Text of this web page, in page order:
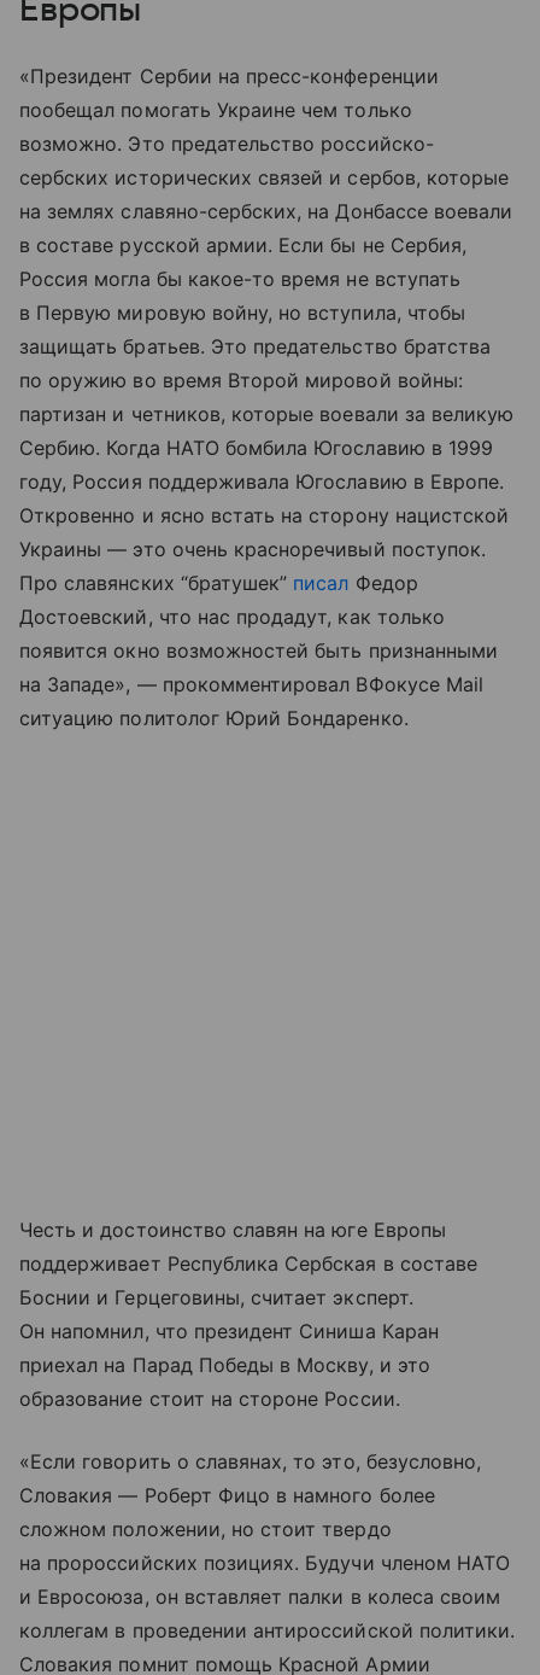
Европы
«Президент Сербии на пресс-конференции
пообещал помогать Украине чем только
возможно. Это предательство российско-
сербских исторических связей и сербов, которые
на землях славяно-сербских, на Донбассе воевали
в составе русской армии. Если бы не Сербия,
Россия могла бы какое-то время не вступать
в Первую мировую войну, но вступила, чтобы
защищать братьев. Это предательство братства
по оружию во время Второй мировой войны:
партизан и четников, которые воевали за великую
Сербию. Когда НАТО бомбила Югославию в 1999
году, Россия поддерживала Югославию в Европе.
Откровенно и ясно встать на сторону нацистской
Украины — это очень красноречивый поступок.
Про славянских “братушек” писал Федор
Достоевский, что нас продадут, как только
появится окно возможностей быть признанными
на Западе», — прокомментировал ВФокусе Mail
ситуацию политолог Юрий Бондаренко.
Честь и достоинство славян на юге Европы
поддерживает Республика Сербская в составе
Боснии и Герцеговины, считает эксперт.
Он напомнил, что президент Синиша Каран
приехал на Парад Победы в Москву, и это
образование стоит на стороне России.
«Если говорить о славянах, то это, безусловно,
Словакия — Роберт Фицо в намного более
сложном положении, но стоит твердо
на пророссийских позициях. Будучи членом НАТО
и Евросоюза, он вставляет палки в колеса своим
коллегам в проведении антироссийской политики.
Словакия помнит помощь Красной Армии